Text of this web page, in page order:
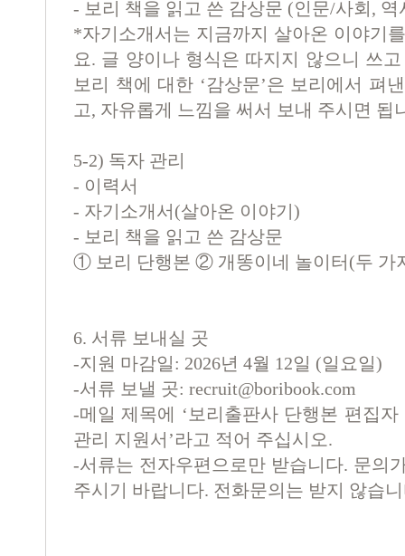
- 보리 책을 읽고 쓴 감상문 (인문/사회,
*자기소개서는 지금까지 살아온 이야기
요. 글 양이나 형식은 따지지 않으니 쓰
보리 책에 대한 ‘감상문’은 보리에서 펴
고, 자유롭게 느낌을 써서 보내 주시면 됩
5-2) 독자 관리
- 이력서
- 자기소개서 (살아온 이야기 )
- 보리 책을 읽고 쓴 감상문
① 보리 단행본 ② 개똥이네 놀이터 (두 가
6. 서류 보내실 곳
-지원 마감일: 2026년 4월 12일 (일요일)
-서류 보낼 곳: recruit@boribook.com
-메일 제목에 ‘보리출판사 단행본 편집자
관리 지원서’라고 적어 주십시오.
-서류는 전자우편으로만 받습니다. 문의
주시기 바랍니다. 전화문의는 받지 않습